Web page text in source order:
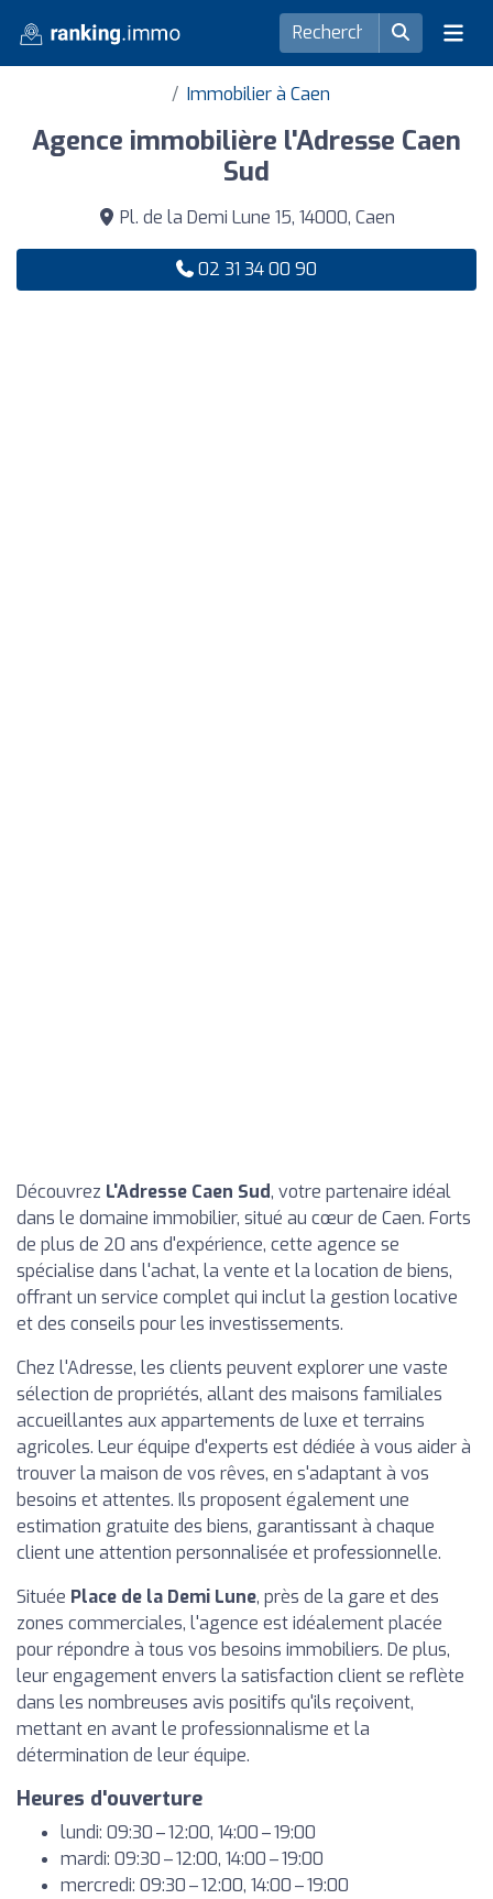
Immobilier à Caen
Agence immobilière l'Adresse Caen
Sud
Pl. de la Demi Lune 15, 14000, Caen
02 31 34 00 90
Découvrez L'Adresse Caen Sud, votre partenaire idéal
dans le domaine immobilier, situé au cœur de Caen. Forts
de plus de 20 ans d'expérience, cette agence se
spécialise dans l'achat, la vente et la location de biens,
offrant un service complet qui inclut la gestion locative
et des conseils pour les investissements.
Chez l'Adresse, les clients peuvent explorer une vaste
sélection de propriétés, allant des maisons familiales
accueillantes aux appartements de luxe et terrains
agricoles. Leur équipe d'experts est dédiée à vous aider à
trouver la maison de vos rêves, en s'adaptant à vos
besoins et attentes. Ils proposent également une
estimation gratuite des biens, garantissant à chaque
client une attention personnalisée et professionnelle.
Située Place de la Demi Lune, près de la gare et des
zones commerciales, l'agence est idéalement placée
pour répondre à tous vos besoins immobiliers. De plus,
leur engagement envers la satisfaction client se reflète
dans les nombreuses avis positifs qu'ils reçoivent,
mettant en avant le professionnalisme et la
détermination de leur équipe.
Heures d'ouverture
lundi: 09:30 – 12:00, 14:00 – 19:00
mardi: 09:30 – 12:00, 14:00 – 19:00
mercredi: 09:30 – 12:00, 14:00 – 19:00